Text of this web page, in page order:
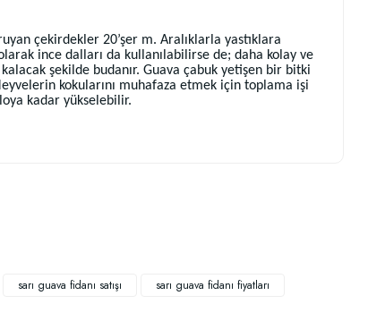
çekirdekler 20’şer m. Aralıklarla yastıklara
ince dalları da kullanılabilirse de; daha kolay ve
şekilde budanır. Guava çabuk yetişen bir bitki
kokularını muhafaza etmek için toplama işi
kadar yükselebilir.
sarı guava fidanı satışı
sarı guava fidanı fiyatları